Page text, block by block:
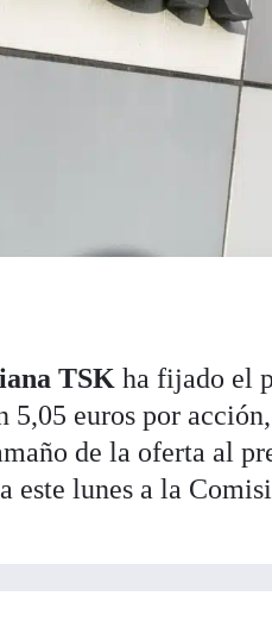
TSK ha fijado el
5,05 euros por
de la oferta al
este lunes a la